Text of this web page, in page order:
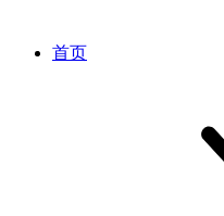
首页